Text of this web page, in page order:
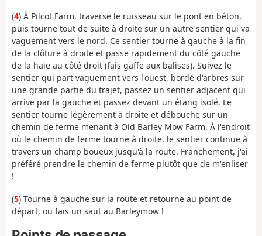
(4) À Pilcot Farm, traverse le ruisseau sur le pont en béton,
puis tourne tout de suite à droite sur un autre sentier qui va
vaguement vers le nord. Ce sentier tourne à gauche à la fin
de la clôture à droite et passe rapidement du côté gauche
de la haie au côté droit (fais gaffe aux balises). Suivez le
sentier qui part vaguement vers l'ouest, bordé d'arbres sur
une grande partie du trajet, passez un sentier adjacent qui
arrive par la gauche et passez devant un étang isolé. Le
sentier tourne légèrement à droite et débouche sur un
chemin de ferme menant à Old Barley Mow Farm. À l'endroit
où le chemin de ferme tourne à droite, le sentier continue à
travers un champ boueux jusqu'à la route. Franchement, j'ai
préféré prendre le chemin de ferme plutôt que de m'enliser
!
(5) Tourne à gauche sur la route et retourne au point de
départ, ou fais un saut au Barleymow !